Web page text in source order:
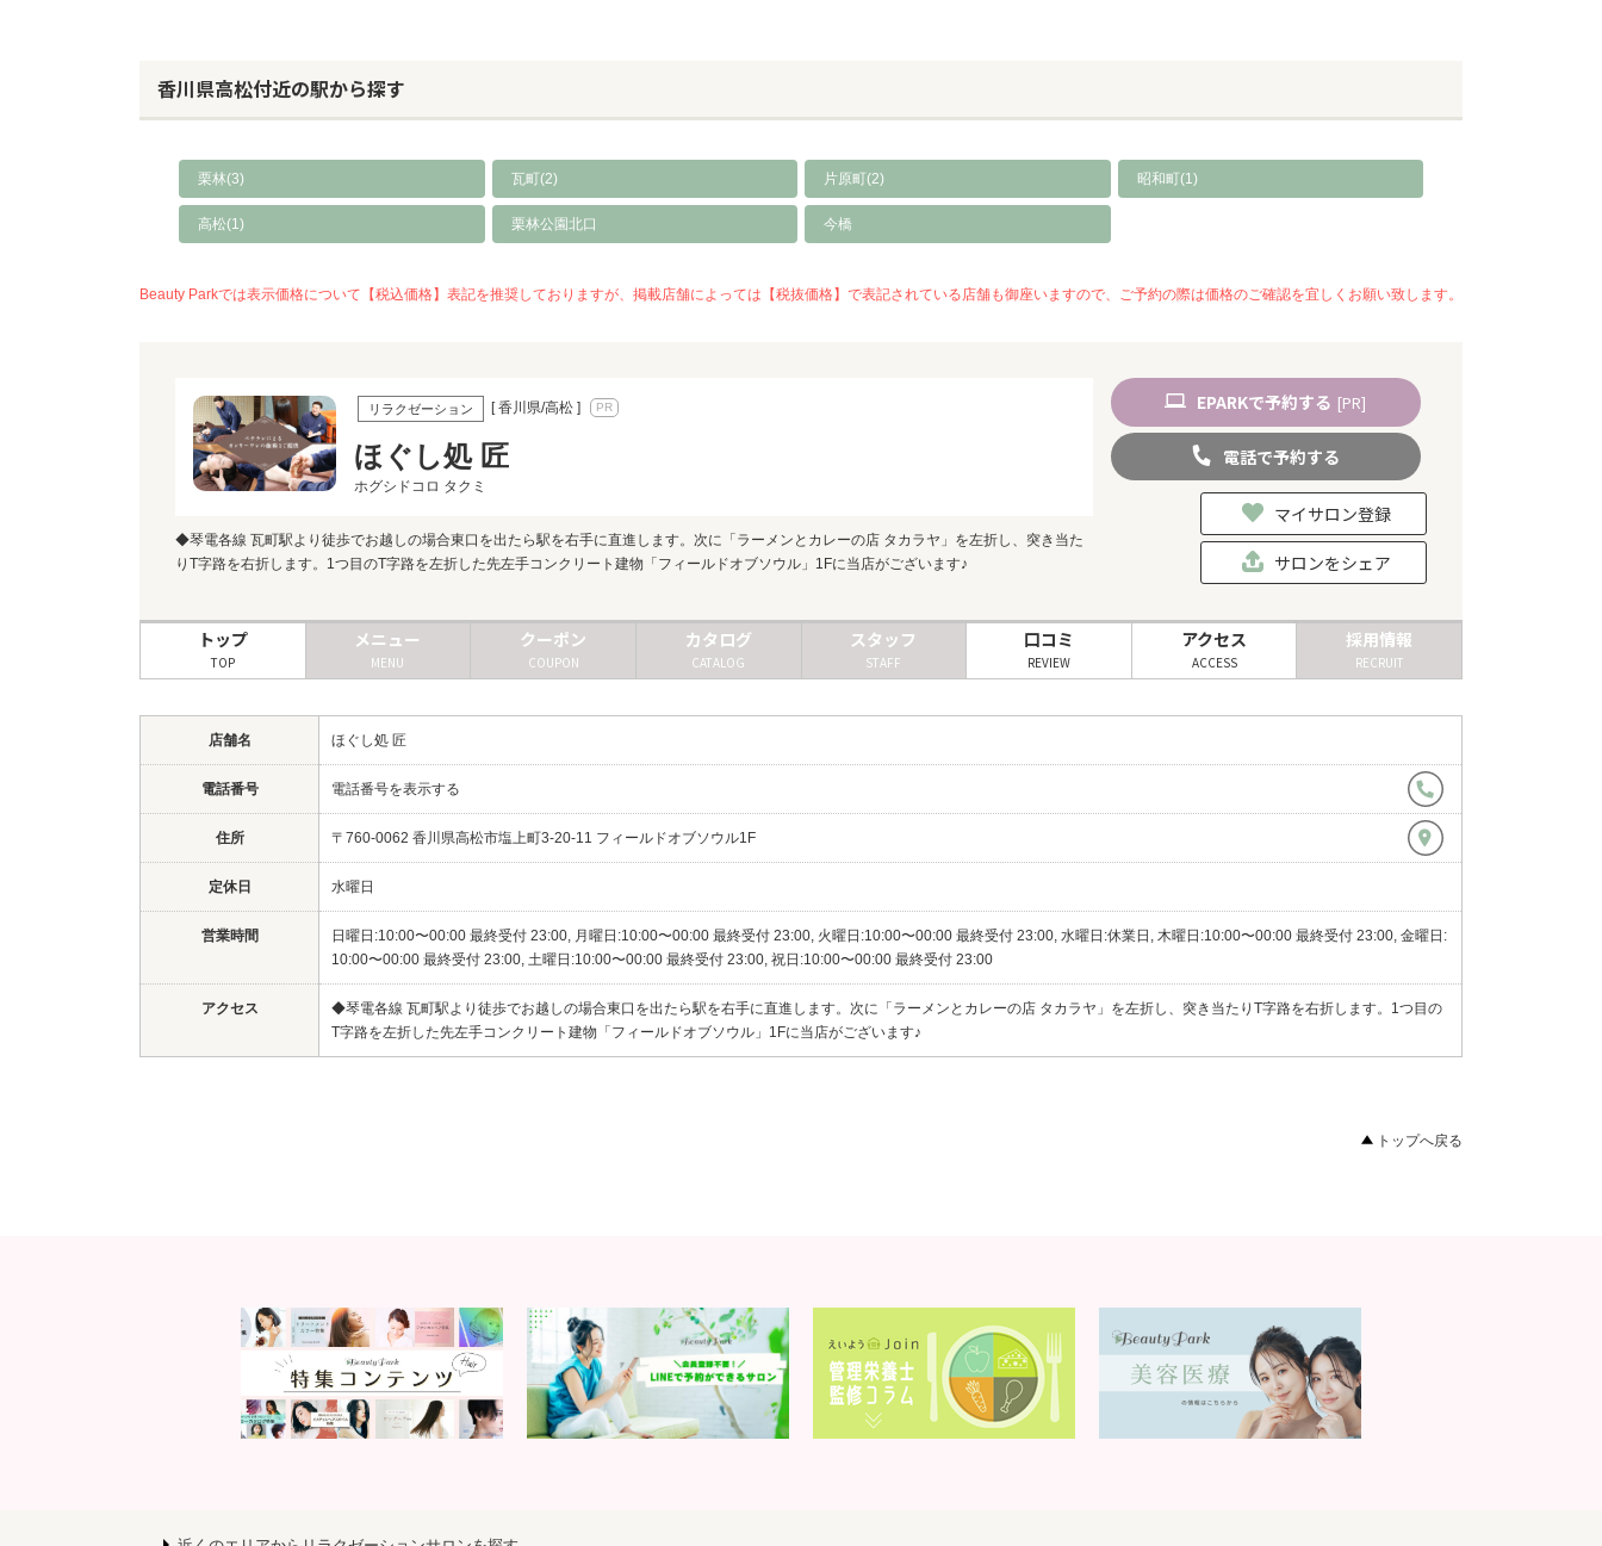
香川県高松付近の駅から探す
栗林(3) 瓦町(2) 片原町(2) 昭和町(1)
高松(1) 栗林公園北口 今橋
Beauty Parkでは表示価格について【税込価格】表記を推奨しておりますが、掲載店舗によっては【税抜価格】で表記されている店舗も御座いますので、ご予約の際は価格のご確認を宜しくお願い致します。
リラクゼーション [ 香川県/高松 ]
ほぐし処 匠
ホグシドコロ タクミ
◆琴電各線 瓦町駅より徒歩でお越しの場合東口を出たら駅を右手に直進します。次に「ラーメンとカレーの店 タカラヤ」を左折し、突き当た
りT字路を右折します。1つ目のT字路を左折した先左手コンクリート建物「フィールドオブソウル」1Fに当店がございます♪
EPARKで予約する [PR]
電話で予約する
マイサロン登録
サロンをシェア
トップ
TOP
メニュー
MENU
クーポン
COUPON
カタログ
CATALOG
スタッフ
STAFF
口コミ
REVIEW
アクセス
ACCESS
採用情報
RECRUIT
店舗名 ほぐし処 匠
電話番号 電話番号を表示する
住所 〒760-0062 香川県高松市塩上町3-20-11 フィールドオブソウル1F
定休日 水曜日
営業時間
日曜日:10:00〜00:00 最終受付 23:00, 月曜日:10:00〜00:00 最終受付 23:00, 火曜日:10:00〜00:00 最終受付 23:00, 水曜日:休業日, 木曜日:10:00〜00:00 最終受付 23:00, 金曜日:
10:00〜00:00 最終受付 23:00, 土曜日:10:00〜00:00 最終受付 23:00, 祝日:10:00〜00:00 最終受付 23:00
アクセス
◆琴電各線 瓦町駅より徒歩でお越しの場合東口を出たら駅を右手に直進します。次に「ラーメンとカレーの店 タカラヤ」を左折し、突き当たりT字路を右折します。1つ目の
T字路を左折した先左手コンクリート建物「フィールドオブソウル」1Fに当店がございます♪
トップへ戻る